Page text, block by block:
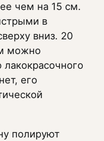
чем на 15 см.
в
вниз. 20
можно
лакокрасочного
его
полируют